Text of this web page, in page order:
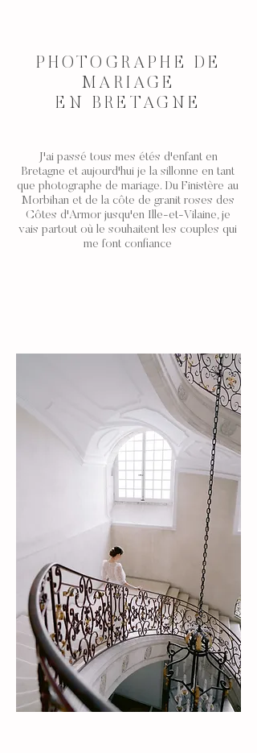
PHOTOGRAPHE DE
MARIAGE
EN BRETAGNE
J'ai passé tous mes étés d'enfant en
Bretagne et aujourd'hui je la sillonne en tant
que photographe de mariage. Du Finistère au
Morbihanet de la côte de granit roses des
Côtes d'Armorjusqu'en Ille-et-Vilaine, je
vais partout où le souhaitent les couples qui
me font confiance